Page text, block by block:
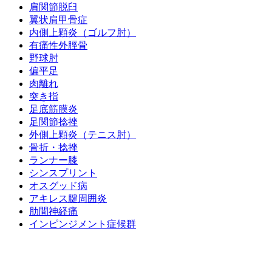
肩関節脱臼
翼状肩甲骨症
内側上顆炎（ゴルフ肘）
有痛性外脛骨
野球肘
偏平足
肉離れ
突き指
足底筋膜炎
足関節捻挫
外側上顆炎（テニス肘）
骨折・捻挫
ランナー膝
シンスプリント
オスグッド病
アキレス腱周囲炎
肋間神経痛
インピンジメント症候群